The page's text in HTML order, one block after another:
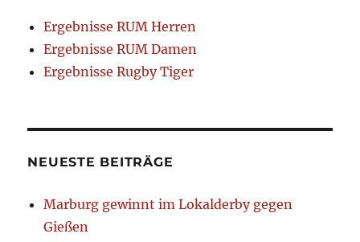
Ergebnisse RUM Herren
Ergebnisse RUM Damen
Ergebnisse Rugby Tiger
NEUESTE BEITRÄGE
Marburg gewinnt im Lokalderby gegen
Gießen